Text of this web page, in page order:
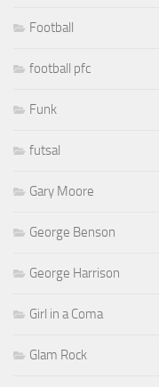
Football
football pfc
Funk
futsal
Gary Moore
George Benson
George Harrison
Girl in a Coma
Glam Rock